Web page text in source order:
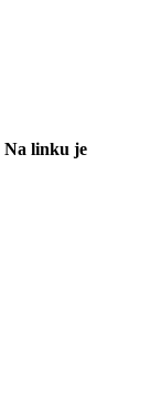
Na linku je